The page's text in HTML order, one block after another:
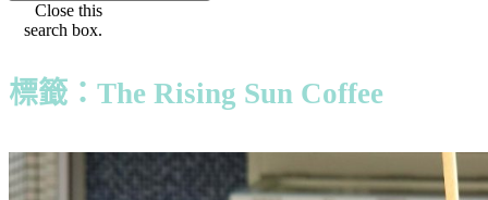
Close this
search box.
標籤：The Rising Sun Coffee